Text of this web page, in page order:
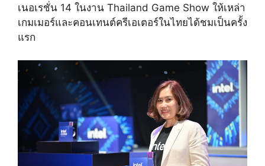
เนอเรชั่น 14 ในงาน Thailand Game Show ให้เหล่า
เกมเมอร์และคอนเทนต์ครีเอเตอร์ในไทยได้ชมเป็นครั้ง
แรก